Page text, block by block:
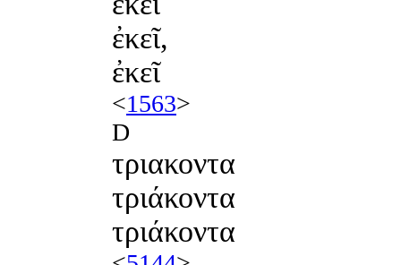
ἐκεῖ,
ἐκεῖ
<1563>
D
τριακοντα
τριάκοντα
τριάκοντα